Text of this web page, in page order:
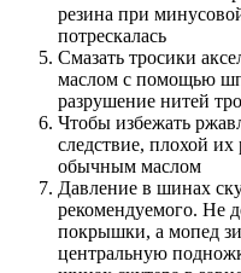
резина при
потрескалась
Смазать тросики
маслом с помощью
разрушение нитей
Чтобы избежать
следствие, плохой
обычным маслом
Давление в шинах
рекомендуемого. Не
покрышки, а мопед
центральную